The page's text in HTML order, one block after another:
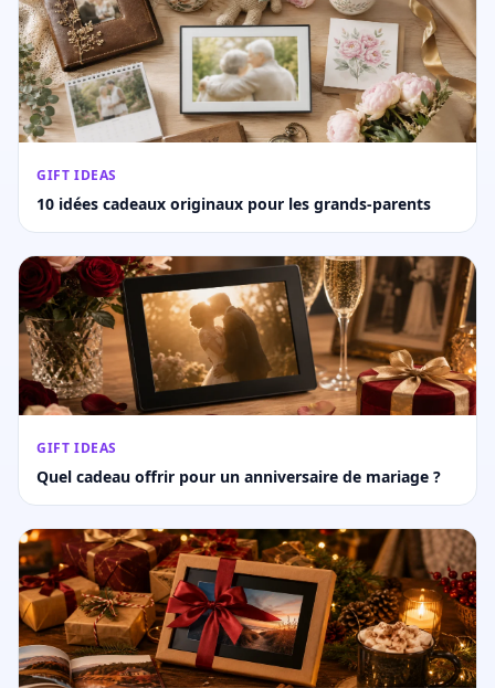
GIFT IDEAS
10 idées cadeaux originaux pour les grands-parents
GIFT IDEAS
Quel cadeau offrir pour un anniversaire de mariage ?